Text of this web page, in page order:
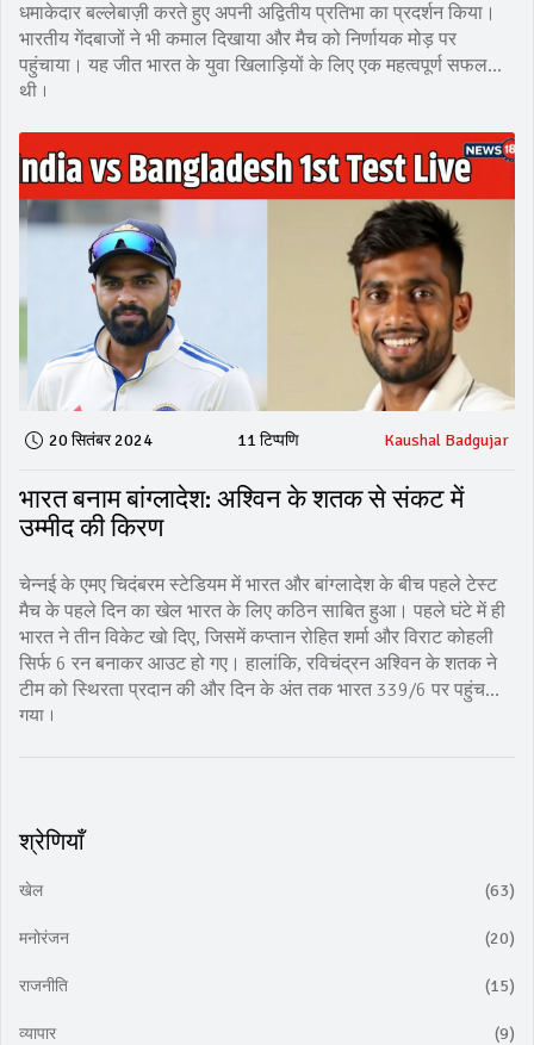
धमाकेदार बल्लेबाज़ी करते हुए अपनी अद्वितीय प्रतिभा का प्रदर्शन किया।
भारतीय गेंदबाजों ने भी कमाल दिखाया और मैच को निर्णायक मोड़ पर
पहुंचाया। यह जीत भारत के युवा खिलाड़ियों के लिए एक महत्वपूर्ण सफलता
थी।
20 सितंबर 2024 11 टिप्पणि Kaushal Badgujar
भारत बनाम बांग्लादेश: अश्विन के शतक से संकट में
उम्मीद की किरण
चेन्नई के एमए चिदंबरम स्टेडियम में भारत और बांग्लादेश के बीच पहले टेस्ट
मैच के पहले दिन का खेल भारत के लिए कठिन साबित हुआ। पहले घंटे में ही
भारत ने तीन विकेट खो दिए, जिसमें कप्तान रोहित शर्मा और विराट कोहली
सिर्फ 6 रन बनाकर आउट हो गए। हालांकि, रविचंद्रन अश्विन के शतक ने
टीम को स्थिरता प्रदान की और दिन के अंत तक भारत 339/6 पर पहुंच
गया।
श्रेणियाँ
खेल (63)
मनोरंजन (20)
राजनीति (15)
व्यापार (9)